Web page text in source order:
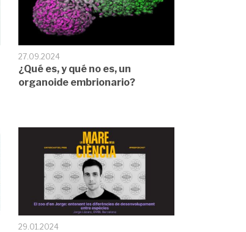
27.09.2024
¿Qué es, y qué no es, un
organoide embrionario?
29.01.2024